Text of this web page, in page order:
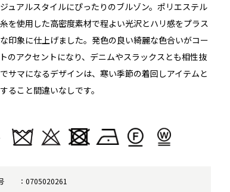
ュアルスタイルにぴったりのブルゾン。ポリエステル
を使用した高密度素材で程よい光沢とハリ感をプラス
印象に仕上げました。発色の良い綺麗な色合いがコー
のアクセントになり、デニムやスラックスとも相性抜
サマになるデザインは、寒い季節の着回しアイテムと
ること間違いなしです。
0705020261